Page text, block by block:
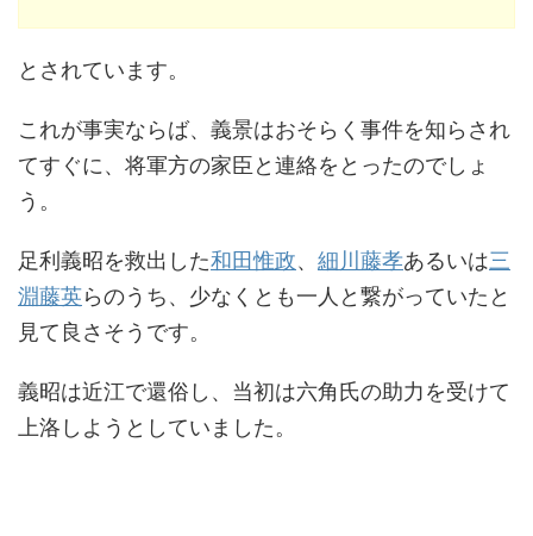
とされています。
これが事実ならば、義景はおそらく事件を知らされ
てすぐに、将軍方の家臣と連絡をとったのでしょ
う。
足利義昭を救出した和田惟政、 細川藤孝あるいは三
淵藤英らのうち、少なくとも一人と繋がっていたと
見て良さそうです。
義昭は近江で還俗し、当初は六角氏の助力を受けて
上洛しようとしていました。